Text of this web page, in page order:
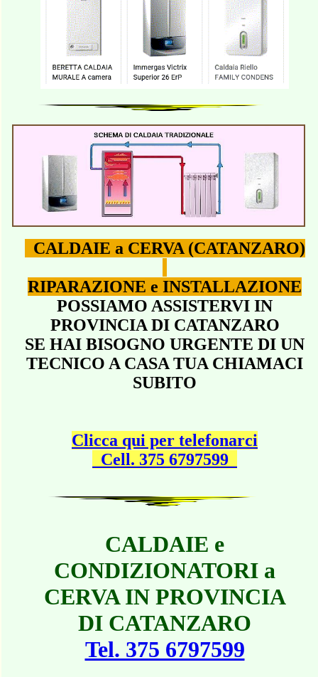
CALDAIE a CERVA (CATANZARO)
RIPARAZIONE e INSTALLAZIONE
POSSIAMO ASSISTERVI IN
PROVINCIA DI CATANZARO
SE HAI BISOGNO URGENTE DI UN
TECNICO A CASA TUA CHIAMACI
SUBITO
Clicca qui per telefonarci
Cell. 375 6797599
CALDAIE e
CONDIZIONATORI a
CERVA IN PROVINCIA
DI CATANZARO
Tel. 375 6797599